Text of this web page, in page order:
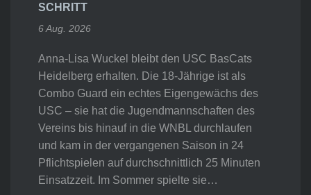
SCHRITT
6 Aug. 2026
Anna-Lisa Wuckel bleibt den USC BasCats
Heidelberg erhalten. Die 18-Jährige ist als
Combo Guard ein echtes Eigengewächs des
USC – sie hat die Jugendmannschaften des
Vereins bis hinauf in die WNBL durchlaufen
und kam in der vergangenen Saison in 24
Pflichtspielen auf durchschnittlich 25 Minuten
Einsatzzeit. Im Sommer spielte sie…